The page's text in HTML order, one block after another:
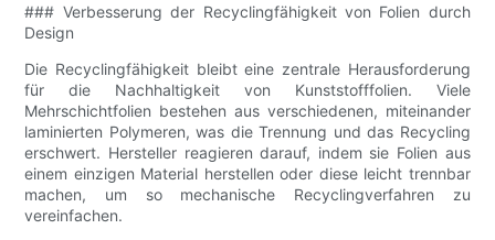
### Verbesserung der Recyclingfähigkeit von Folien durch
Design
Die Recyclingfähigkeit bleibt eine zentrale Herausforderung
für die Nachhaltigkeit von Kunststofffolien. Viele
Mehrschichtfolien bestehen aus verschiedenen, miteinander
laminierten Polymeren, was die Trennung und das Recycling
erschwert. Hersteller reagieren darauf, indem sie Folien aus
einem einzigen Material herstellen oder diese leicht trennbar
machen, um so mechanische Recyclingverfahren zu
vereinfachen.